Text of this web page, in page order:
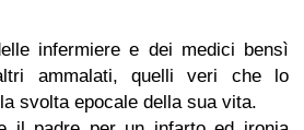
infermiere e dei medici bensì
ammalati, quelli veri che lo
svolta epocale della sua vita.